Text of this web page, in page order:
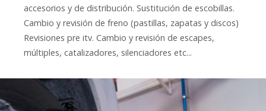
accesorios y de distribución. Sustitución de escobillas.
Cambio y revisión de freno (pastillas, zapatas y discos)
Revisiones pre itv. Cambio y revisión de escapes,
múltiples, catalizadores, silenciadores etc...